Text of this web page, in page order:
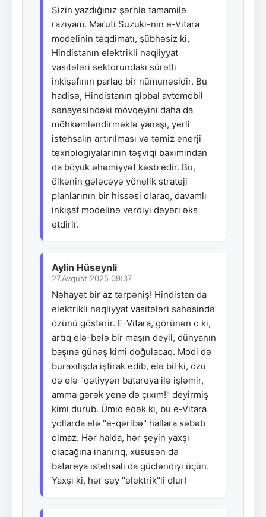
Sizin yazdığınız şərhlə tamamilə
razıyam. Maruti Suzuki-nin e-Vitara
modelinin təqdimatı, şübhəsiz ki,
Hindistanın elektrikli nəqliyyat
vasitələri sektorundakı sürətli
inkişafının parlaq bir nümunəsidir. Bu
hadisə, Hindistanın qlobal avtomobil
sənayesindəki mövqeyini daha da
möhkəmləndirməklə yanaşı, yerli
istehsalın artırılması və təmiz enerji
texnologiyalarının təşviqi baxımından
da böyük əhəmiyyət kəsb edir. Bu,
ölkənin gələcəyə yönelik strateji
planlarının bir hissəsi olaraq, davamlı
inkişaf modelinə verdiyi dəyəri əks
etdirir.
Aylin Hüseynli
27.Avqust.2025 09:37
Nəhayət bir az tərpəniş! Hindistan da
elektrikli nəqliyyat vasitələri sahəsində
özünü göstərir. E-Vitara, görünən o ki,
artıq elə-belə bir maşın deyil, dünyanın
başına günəş kimi doğulacaq. Modi də
buraxılışda iştirak edib, elə bil ki, özü
də elə "qətiyyən batareya ilə işləmir,
amma gərək yenə də çıxım!" deyirmiş
kimi durub. Ümid edək ki, bu e-Vitara
yollarda elə "e-qəribə" hallara səbəb
olmaz. Hər halda, hər şeyin yaxşı
olacağına inanırıq, xüsusən də
batareya istehsalı da gücləndiyi üçün.
Yaxşı ki, hər şey "elektrik"li olur!